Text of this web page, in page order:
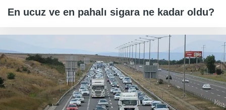
En ucuz ve en pahalı sigara ne kadar oldu?